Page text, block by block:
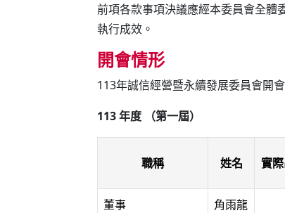
前項各款事項決議應經本委員會全體
執行成效。
開會情形
113年誠信經營暨永續發展委員會開
113 年度 （第一屆）
職稱 姓名 實
董事
角雨龍